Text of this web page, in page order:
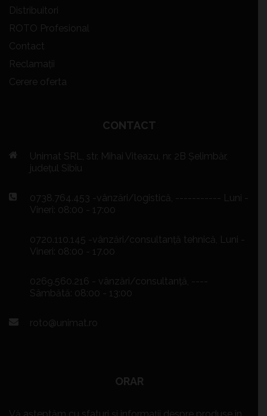
Distribuitori
ROTO Profesional
Contact
Reclamații
Cerere oferta
CONTACT
Unimat SRL, str. Mihai Viteazu, nr. 2B Șelimbăr,
județul Sibiu
0738.764.453 -vânzări/logistică, ----------- Luni -
Vineri: 08:00 - 17:00
0720.110.145 -vânzări/consultanță tehnică, Luni -
Vineri: 08:00 - 17.00
0269.560.216 - vânzări/consultanță, ----
Sâmbătă: 08:00 - 13:00
roto@unimat.ro
ORAR